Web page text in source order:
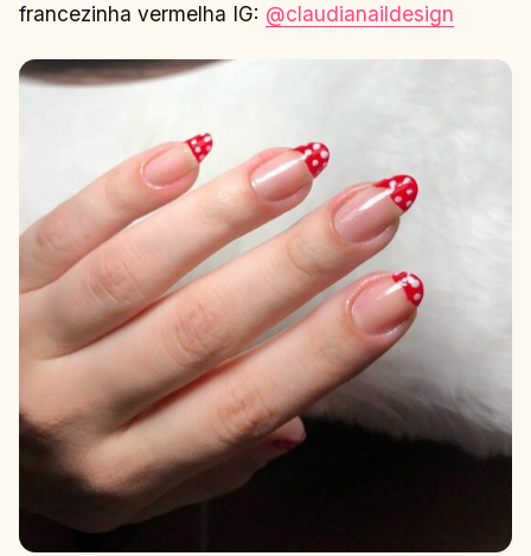
francezinha vermelha IG: @claudianaildesign